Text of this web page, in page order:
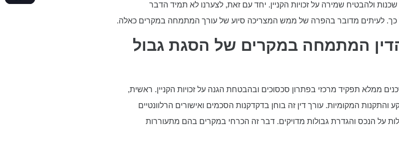
ולהבטיח שמירה על זכויות הקניין. יחד עם זאת, לצערנו לא תמיד הדבר
כך. לעיתים מדובר בהפרה של ממש המצריכה סיוע של עורך המתמחה במקרים כאלה.
המתמחה במקרים של הסגת גבול
ממלא תפקיד מרכזי בפתרון סכסוכים ובהבטחת הגנה על זכויות הקניין. ראשית,
והתקנות המקומיות. עורך דין זה בוחן בדקדקנות הסכמים ואישורים הרלוונטיים
על הנכס והגדרת גבולות מדויקים. דבר זה הכרחי במקרים בהם מתעוררות